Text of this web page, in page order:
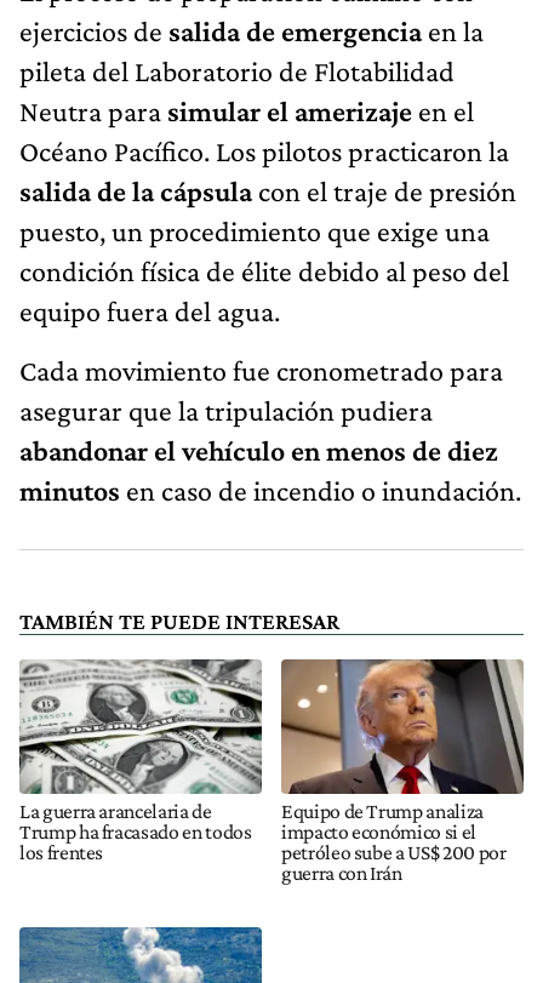
ejercicios de salida de emergenciaen la
pileta del Laboratorio de Flotabilidad
Neutra para simular el amerizaje en el
Océano Pacífico. Los pilotos practicaron la
salida de la cápsulacon el traje de presión
puesto, un procedimiento que exige una
condición física de élite debido al peso del
equipo fuera del agua.
Cada movimiento fue cronometrado para
asegurar que la tripulación pudiera
abandonar el vehículo en menos dediez
minutos en caso de incendio o inundación.
TAMBIÉN TE PUEDE INTERESAR
La guerra arancelaria de
Trump ha fracasado en todos
los frentes
Equipo de Trump analiza
impacto económico si el
petróleo sube a US$ 200 por
guerra con Irán